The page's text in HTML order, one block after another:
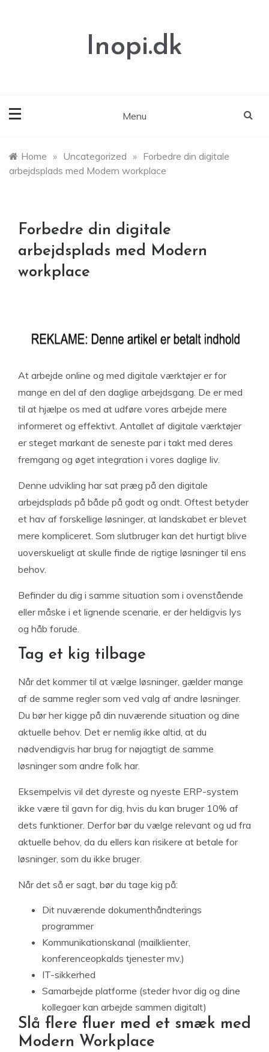
Inopi.dk
Menu
Home » Uncategorized » Forbedre din digitale
arbejdsplads med Modern workplace
Forbedre din digitale
arbejdsplads med Modern
workplace
At arbejde online og med digitale værktøjer er for
mange en del af den daglige arbejdsgang. De er med
til at hjælpe os med at udføre vores arbejde mere
informeret og effektivt. Antallet af digitale værktøjer
er steget markant de seneste par i takt med deres
fremgang og øget integration i vores daglige liv.
Denne udvikling har sat præg på den digitale
arbejdsplads på både på godt og ondt. Oftest betyder
et hav af forskellige løsninger, at landskabet er blevet
mere kompliceret. Som slutbruger kan det hurtigt blive
uoverskueligt at skulle finde de rigtige løsninger til ens
behov.
Befinder du dig i samme situation som i ovenstående
eller måske i et lignende scenarie, er der heldigvis lys
og håb forude.
Tag et kig tilbage
Når det kommer til at vælge løsninger, gælder mange
af de samme regler som ved valg af andre løsninger.
Du bør her kigge på din nuværende situation og dine
aktuelle behov. Det er nemlig ikke altid, at du
nødvendigvis har brug for nøjagtigt de samme
løsninger som andre folk har.
Eksempelvis vil det dyreste og nyeste ERP-system
ikke være til gavn for dig, hvis du kan bruger 10% af
dets funktioner. Derfor bør du vælge relevant og ud fra
aktuelle behov, da du ellers kan risikere at betale for
løsninger, som du ikke bruger.
Når det så er sagt, bør du tage kig på:
Dit nuværende dokumenthåndterings
programmer
Kommunikationskanal (mailklienter,
konferenceopkalds tjenester mv.)
IT-sikkerhed
Samarbejde platforme (steder hvor dig og dine
kollegaer kan arbejde sammen digitalt)
Slå flere fluer med et smæk med
Modern Workplace